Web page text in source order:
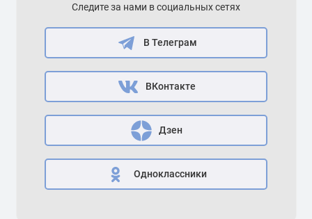
Следите за нами в социальных сетях
В Телеграм
ВКонтакте
Дзен
Одноклассники